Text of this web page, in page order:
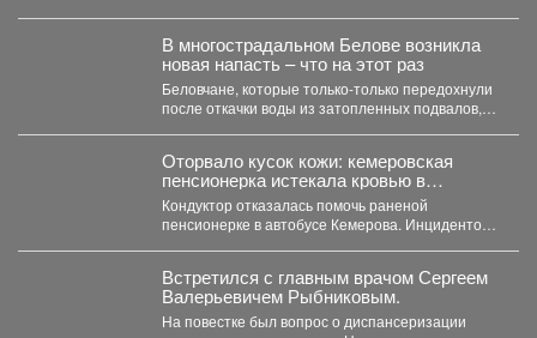
В многострадальном Белове возникла
новая напасть – что на этот раз
Беловчане, которые только-только передохнули
после откачки воды из затопленных подвалов,
Оторвало кусок кожи: кемеровская
пенсионерка истекала кровью в
автобусе
Кондуктор отказалась помочь раненой
пенсионерке в автобусе Кемерова. Инцидентом
Встретился с главным врачом Сергеем
Валерьевичем Рыбниковым.
На повестке был вопрос о диспансеризации